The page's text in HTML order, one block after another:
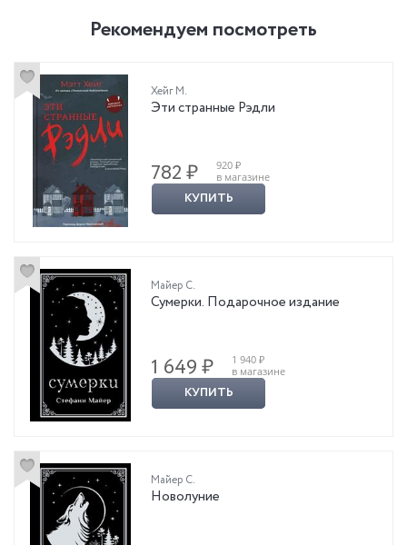
Рекомендуем посмотреть
Хейг М.
Эти странные Рэдли
782 ₽
920 ₽
в магазине
КУПИТЬ
Майер С.
Сумерки. Подарочное издание
1 649 ₽
1 940 ₽
в магазине
КУПИТЬ
Майер С.
Новолуние